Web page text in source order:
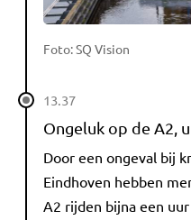
Foto: SQ Vision
13.37
Ongeluk op de A2,
Door een ongeval bij
Eindhoven hebben
A2 rijden bijna een